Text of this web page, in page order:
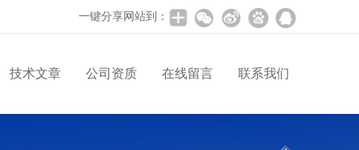
一键分享网站到：
技术文章 公司资质 在线留言 联系我们